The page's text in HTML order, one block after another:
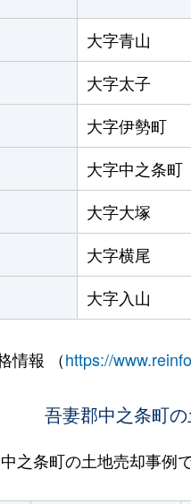
大字青山
大字太子
大字伊勢町
大字中之条町
大字大塚
大字横尾
大字入山
情報 （https://
吾妻郡中之条町の
之条町の土地売却事例で